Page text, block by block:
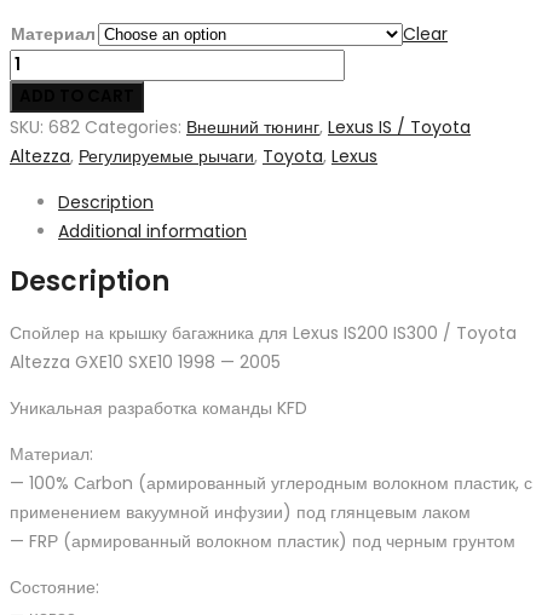
Материал
Clear
KFDteam
спойлер
на
крышку
Lexus
IS200
IS300
Toyota
Altezza
GXE10
1998
SKU: 682 Categories: Внешний тюнинг, Lexus IS / Toyota
Altezza, Регулируемые рычаги, Toyota, Lexus
Description
Additional information
Description
Спойлер на крышку багажника для Lexus IS200 IS300 / Toyota
Altezza GXE10 SXE10 1998 — 2005
Уникальная разработка команды KFD
Материал:
— 100% Саrbоn (армированный углеродным волокном пластик, с
применением вакуумной инфузии) под глянцевым лаком
— FRР (армированный волокном пластик) под черным грунтом
Состояние: